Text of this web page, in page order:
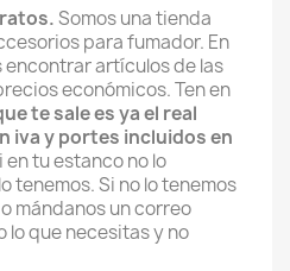
Somos una tienda
para fumador. En
artículos de las
económicos. Ten en
te sale es ya el real
iva y portes incluidos en
en tu estanco no lo
tenemos. Si no lo tenemos
mándanos un correo
que necesitas y no